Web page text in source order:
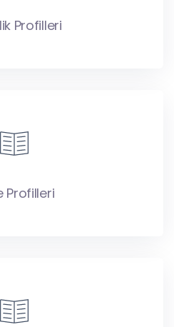
Profilleri
Profilleri